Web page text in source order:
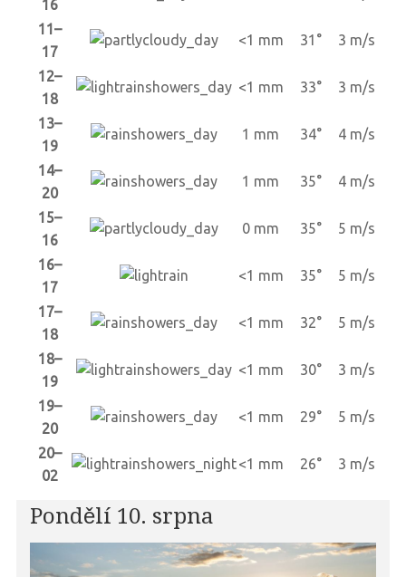
16
11–
17
<1 mm 31° 3 m/s
12–
18
<1 mm 33° 3 m/s
13–
19
1 mm 34° 4 m/s
14–
20
1 mm 35° 4 m/s
15–
16
0 mm 35° 5 m/s
16–
17
<1 mm 35° 5 m/s
17–
18
<1 mm 32° 5 m/s
18–
19
<1 mm 30° 3 m/s
19–
20
<1 mm 29° 5 m/s
20–
02
<1 mm 26° 3 m/s
Pondělí 10. srpna